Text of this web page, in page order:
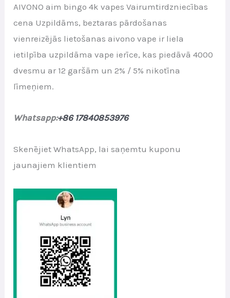
price
was:
€26.00.
price
€3.15.
AIVONO aim bingo 4k vapes Vairumtirdzniecības
cena Uzpildāms, beztaras pārdošanas
vienreizējās lietošanas aivono vape ir liela
ietilpība uzpildāma vape ierīce, kas piedāvā 4000
dvesmu ar 12 garšām un 2% / 5% nikotīna
līmeņiem.
Whatsapp:+86 17840853976
Skenējiet WhatsApp, lai saņemtu kuponu
jaunajiem klientiem